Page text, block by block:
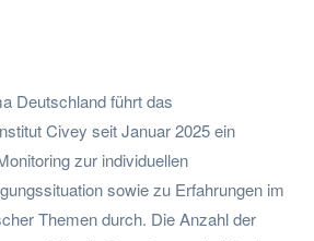
Deutschland führt das
Civey seit Januar 2025 ein
zur individuellen
sowie zu Erfahrungen im
Themen durch. Die Anzahl der